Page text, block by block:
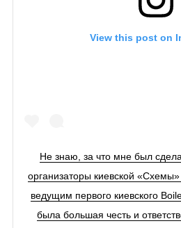
View this post on
Не знаю, за что мне был
организаторы киевской
ведущим первого киевского
была большая честь и